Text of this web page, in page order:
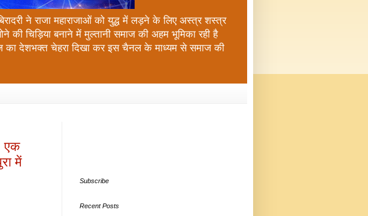
ने राजा महाराजाओं को युद्ध में लड़ने के लिए अस्त्र शस्त्र
चिड़िया बनाने में मुल्तानी समाज की अहम भूमिका रही है
का देशभक्त चेहरा दिखा कर इस चैनल के माध्यम से समाज की
एक
में
Subscribe
Recent Posts